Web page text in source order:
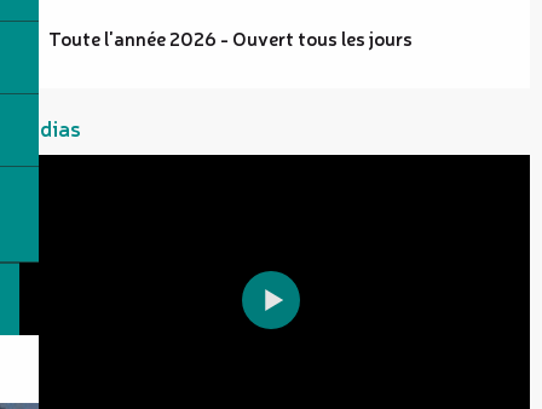
Toute l'année 2026 - Ouvert tous les jours
Médias